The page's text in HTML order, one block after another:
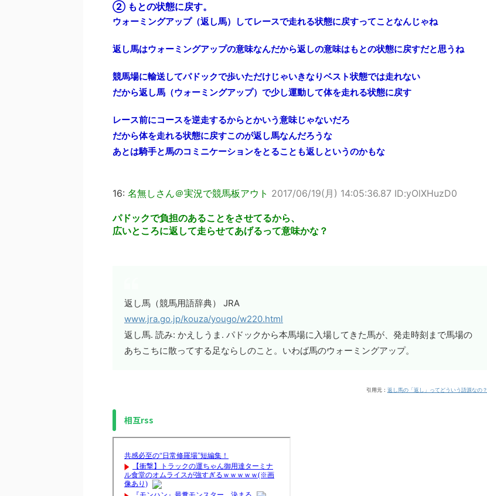
② もとの状態に戻す。
ウォーミングアップ（返し馬）してレースで走れる状態に戻すってことなんじゃね
返し馬はウォーミングアップの意味なんだから返しの意味はもとの状態に戻すだと思うね
競馬場に輸送してパドックで歩いただけじゃいきなりベスト状態では走れない
だから返し馬（ウォーミングアップ）で少し運動して体を走れる状態に戻す
レース前にコースを逆走するからとかいう意味じゃないだろ
だから体を走れる状態に戻すこのが返し馬なんだろうな
あとは騎手と馬のコミニケーションをとることも返しというのかもな
16: 名無しさん＠実況で競馬板アウト 2017/06/19(月) 14:05:36.87 ID:yOlXHuzD0
パドックで負担のあることをさせてるから、
広いところに返して走らせてあげるって意味かな？
返し馬（競馬用語辞典） JRA
www.jra.go.jp/kouza/yougo/w220.html
返し馬. 読み: かえしうま. パドックから本馬場に入場してきた馬が、発走時刻まで馬場の
あちこちに散ってする足ならしのこと。いわば馬のウォーミングアップ。
引用元： 返し馬の「返し」ってどういう語源なの？
相互rss